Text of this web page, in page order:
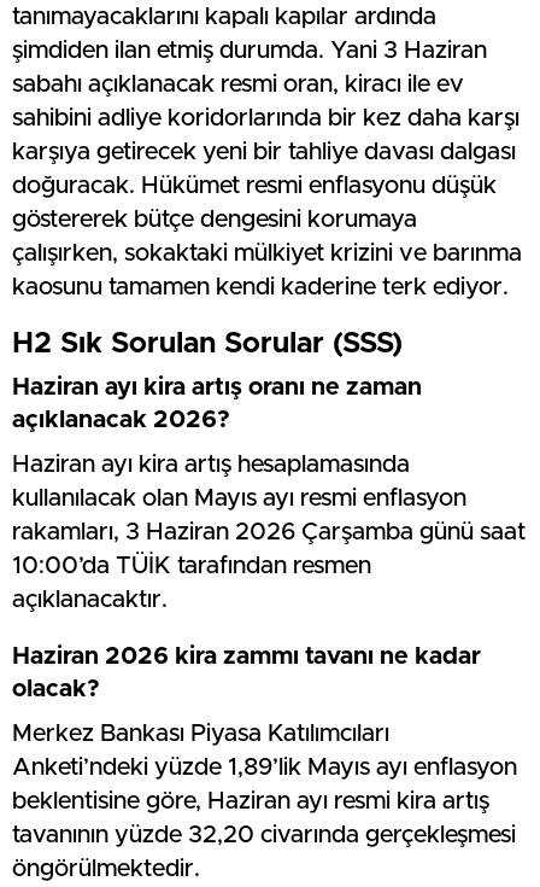
tanımayacaklarını kapalı kapılar ardında
şimdiden ilan etmiş durumda. Yani 3 Haziran
sabahı açıklanacak resmi oran, kiracı ile ev
sahibini adliye koridorlarında bir kez daha karşı
karşıya getirecek yeni bir tahliye davası dalgası
doğuracak. Hükümet resmi enflasyonu düşük
göstererek bütçe dengesini korumaya
çalışırken, sokaktaki mülkiyet krizini ve barınma
kaosunu tamamen kendi kaderine terk ediyor.
H2 Sık Sorulan Sorular (SSS)
Haziran ayı kira artış oranı ne zaman
açıklanacak 2026?
Haziran ayı kira artış hesaplamasında
kullanılacak olan Mayıs ayı resmi enflasyon
rakamları, 3 Haziran 2026 Çarşamba günü saat
10:00’da TÜİK tarafından resmen
açıklanacaktır.
Haziran 2026 kira zammı tavanı ne kadar
olacak?
Merkez Bankası Piyasa Katılımcıları
Anketi’ndeki yüzde 1,89’lik Mayıs ayı enflasyon
beklentisine göre, Haziran ayı resmi kira artış
tavanının yüzde 32,20 civarında gerçekleşmesi
öngörülmektedir.